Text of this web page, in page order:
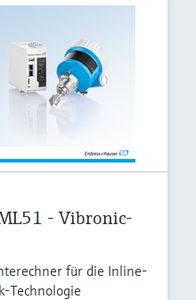
- Vibronic-
für die Inline-
Technologie